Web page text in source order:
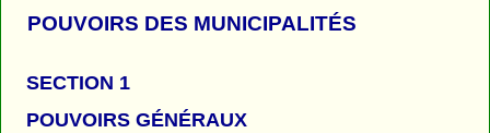
POUVOIRS DES MUNICIPALITÉS
SECTION 1
POUVOIRS GÉNÉRAUX